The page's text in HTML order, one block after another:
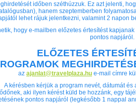
időben széthúzzuk. Ez azt jelenti,
hanem szeptemberben
lehet rájuk jelentkezni, valamint 2 napon
hogy e-mailben előzetes értesítést
pontos napjáról.
ELŐZETES
az ajanlat@travelplaza.hu e-mail címre
A kérésben kérjük a program nevét, dátumát
aki ilyen kérést küld be hozzánk, egy
pontos napjáról (legkésőbb 1 nappal